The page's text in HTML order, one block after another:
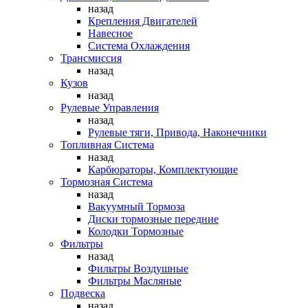
назад
Крепления Двигателей
Навесное
Система Охлаждения
Трансмиссия
назад
Кузов
назад
Рулевые Управления
назад
Рулевые тяги, Привода, Наконечники
Топливная Система
назад
Карбюраторы, Комплектующие
Тормозная Система
назад
Вакуумный Тормоза
Диски тормозные передние
Колодки Тормозные
Фильтры
назад
Фильтры Воздушные
Фильтры Масляные
Подвеска
назад